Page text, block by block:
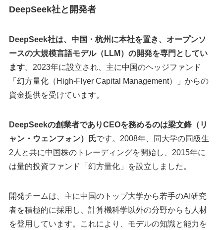
DeepSeek社と開発者
​DeepSeek社は、中国・杭州に本社を置き、オープンソ
ースの大規模言語モデル（LLM）の開発を専門としてい
ます。​2023年に設立され、主に中国のヘッジファンド
「幻方量化（High-Flyer Capital Management）」からの
資金提供を受けています。
DeepSeekの創業者でありCEOを務めるのは梁文鋒（リ
ャン・ウェンフォン）氏です。2008年、同大学の同級生
2人と共に中国株のトレーディングを開始し、2015年に
は量的投資ファンド「幻方量化」を設立しました。
開発チームは、主に中国のトップ大学から若手のAI研究
者を積極的に採用し、計算機科学以外の分野からも人材
を登用しています。​これにより、モデルの知識と能力を